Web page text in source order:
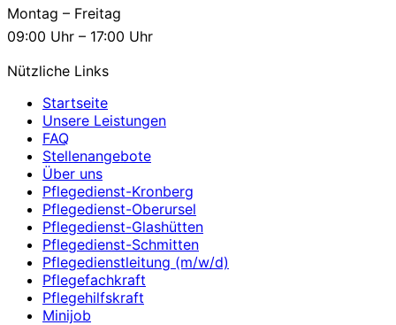
Montag – Freitag
09:00 Uhr – 17:00 Uhr
Nützliche Links
Startseite
Unsere Leistungen
FAQ
Stellenangebote
Über uns
Pflegedienst-Kronberg
Pflegedienst-Oberursel
Pflegedienst-Glashütten
Pflegedienst-Schmitten
Pflegedienstleitung (m/w/d)
Pflegefachkraft
Pflegehilfskraft
Minijob